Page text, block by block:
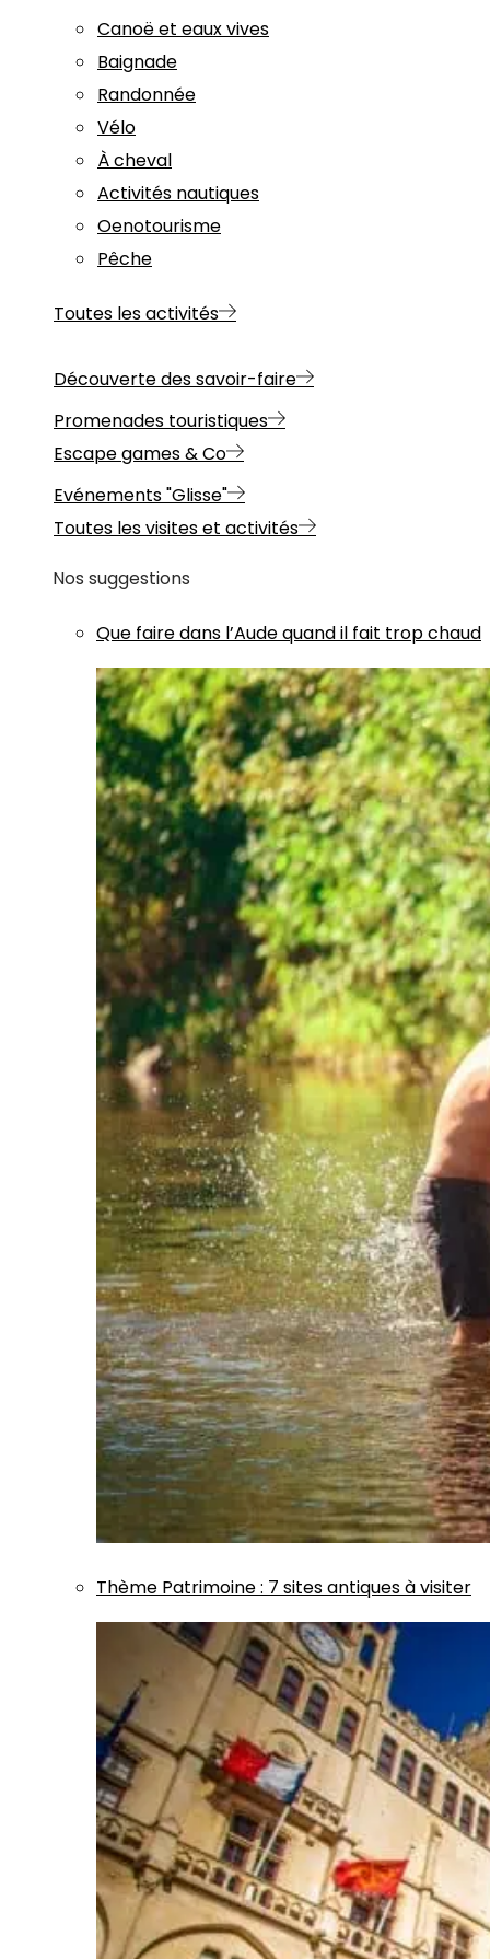
Canoë et eaux vives
Baignade
Randonnée
Vélo
À cheval
Activités nautiques
Oenotourisme
Pêche
Toutes les activités
Découverte des savoir-faire
Promenades touristiques
Escape games & Co
Evénements "Glisse"
Toutes les visites et activités
Nos suggestions
Que faire dans l’Aude quand il fait trop chaud
Thème Patrimoine: 7 sites antiques à visiter